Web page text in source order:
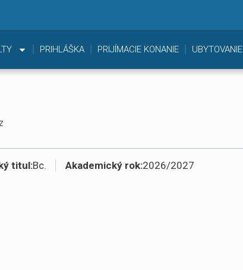
PRIHLÁŠKA PRIJÍMACIE KONANIE UBYTOVANIE
titul:Bc. Akademický rok:2026/2027